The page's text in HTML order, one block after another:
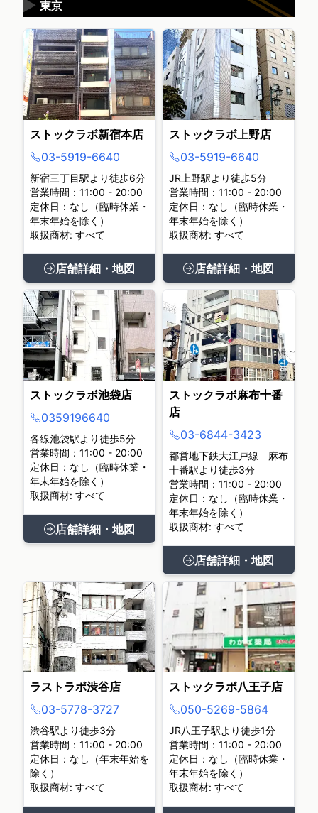
東京
▶
ストックラボ新宿本店
03-5919-6640
新宿三丁目駅より徒歩6分
営業時間：11:00 - 20:00
定休日：なし（臨時休業・
年末年始を除く）
取扱商材: すべて
店舗詳細・地図
ストックラボ上野店
03-5919-6640
JR上野駅より徒歩5分
営業時間：11:00 - 20:00
定休日：なし（臨時休業・
年末年始を除く）
取扱商材: すべて
店舗詳細・地図
ストックラボ池袋店
0359196640
各線池袋駅より徒歩5分
営業時間：11:00 - 20:00
定休日：なし（臨時休業・
年末年始を除く）
取扱商材: すべて
店舗詳細・地図
ストックラボ麻布十番
店
03-6844-3423
都営地下鉄大江戸線 麻布
十番駅より徒歩3分
営業時間：11:00 - 20:00
定休日：なし（臨時休業・
年末年始を除く）
取扱商材: すべて
店舗詳細・地図
ラストラボ渋谷店
03-5778-3727
渋谷駅より徒歩3分
営業時間：11:00 - 20:00
定休日：なし（年末年始を
除く）
取扱商材: すべて
ストックラボ八王子店
050-5269-5864
JR八王子駅より徒歩1分
営業時間：11:00 - 20:00
定休日：なし（臨時休業・
年末年始を除く）
取扱商材: すべて